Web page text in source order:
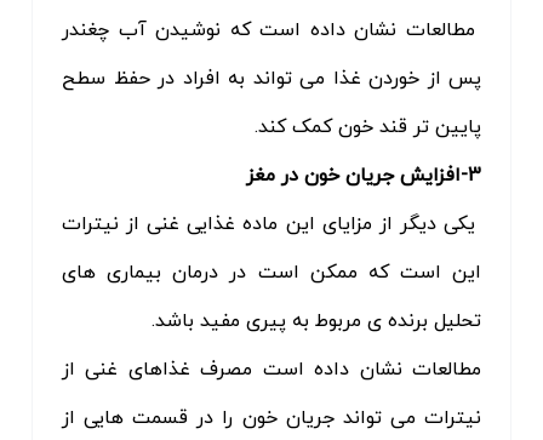
مطالعات نشان داده است که نوشیدن آب چغندر
پس از خوردن غذا می تواند به افراد در حفظ سطح
پایین تر قند خون کمک کند.
3-افزایش جریان خون در مغز
یکی دیگر از مزایای این ماده غذایی غنی از نیترات
این است که ممکن است در درمان بیماری های
تحلیل برنده ی مربوط به پیری مفید باشد.
مطالعات نشان داده است مصرف غذاهای غنی از
نیترات می تواند جریان خون را در قسمت هایی از